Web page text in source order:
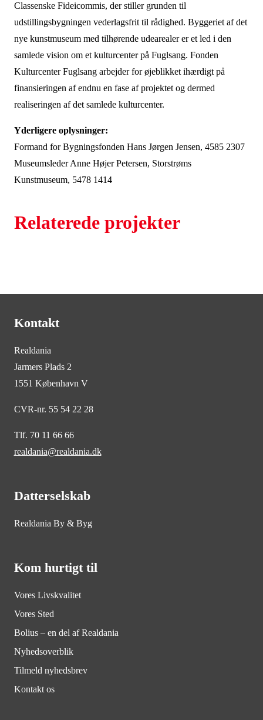
Classenske Fideicommis, der stiller grunden til
udstillingsbygningen vederlagsfrit til rådighed. Byggeriet af det
nye kunstmuseum med tilhørende udearealer er et led i den
samlede vision om et kulturcenter på Fuglsang. Fonden
Kulturcenter Fuglsang arbejder for øjeblikket ihærdigt på
finansieringen af endnu en fase af projektet og dermed
realiseringen af det samlede kulturcenter.
Yderligere oplysninger:
Formand for Bygningsfonden Hans Jørgen Jensen, 4585 2307
Museumsleder Anne Højer Petersen, Storstrøms
Kunstmuseum, 5478 1414
Relaterede projekter
Kontakt
Realdania
Jarmers Plads 2
1551 København V
CVR-nr. 55 54 22 28
Tlf. 70 11 66 66
realdania@realdania.dk
Datterselskab
Realdania By & Byg
Kom hurtigt til
Vores Livskvalitet
Vores Sted
Bolius – en del af Realdania
Nyhedsoverblik
Tilmeld nyhedsbrev
Kontakt os